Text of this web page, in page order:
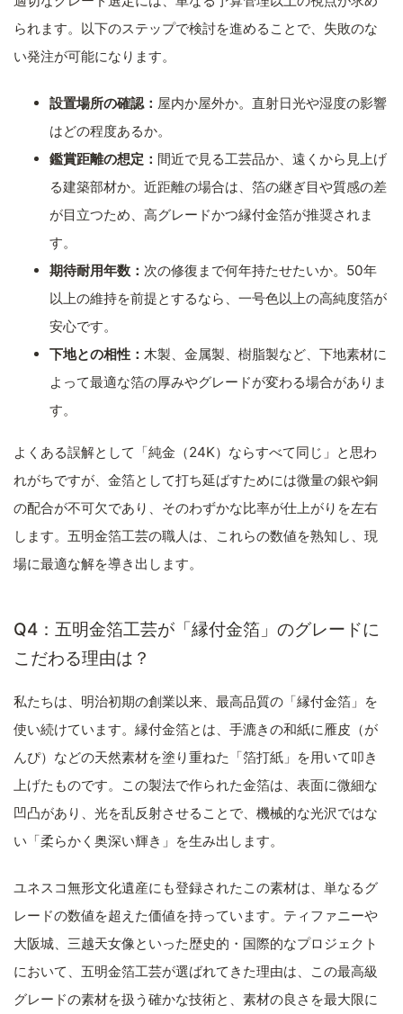
られます。以下のステップで検討を進めることで、失敗のな
い発注が可能になります。
設置場所の確認： 屋内か屋外か。直射日光や湿度の影響
はどの程度あるか。
鑑賞距離の想定： 間近で見る工芸品か、遠くから見上げ
る建築部材か。近距離の場合は、箔の継ぎ目や質感の差
が目立つため、高グレードかつ縁付金箔が推奨されま
す。
期待耐用年数： 次の修復まで何年持たせたいか。50年
以上の維持を前提とするなら、一号色以上の高純度箔が
安心です。
下地との相性： 木製、金属製、樹脂製など、下地素材に
よって最適な箔の厚みやグレードが変わる場合がありま
す。
よくある誤解として「純金（24K）ならすべて同じ」と思わ
れがちですが、金箔として打ち延ばすためには微量の銀や銅
の配合が不可欠であり、そのわずかな比率が仕上がりを左右
します。五明金箔工芸の職人は、これらの数値を熟知し、現
場に最適な解を導き出します。
Q4：五明金箔工芸が「縁付金箔」のグレードに
こだわる理由は？
私たちは、明治初期の創業以来、最高品質の「縁付金箔」を
使い続けています。縁付金箔とは、手漉きの和紙に雁皮（が
んぴ）などの天然素材を塗り重ねた「箔打紙」を用いて叩き
上げたものです。この製法で作られた金箔は、表面に微細な
凹凸があり、光を乱反射させることで、機械的な光沢ではな
い「柔らかく奥深い輝き」を生み出します。
ユネスコ無形文化遺産にも登録されたこの素材は、単なるグ
レードの数値を超えた価値を持っています。ティファニーや
大阪城、三越天女像といった歴史的・国際的なプロジェクト
において、五明金箔工芸が選ばれてきた理由は、この最高級
グレードの素材を扱う確かな技術と、素材の良さを最大限に